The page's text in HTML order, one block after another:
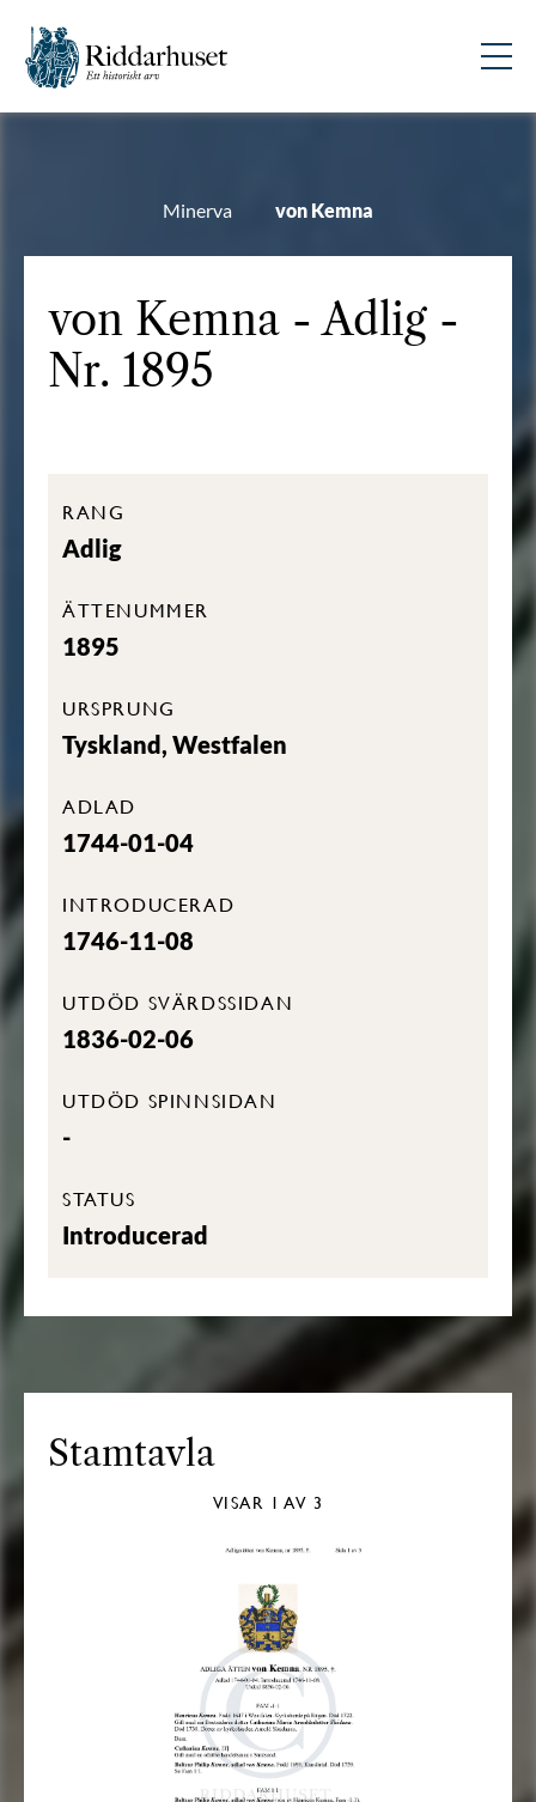
Minerva von Kemna
von Kemna - Adlig -
Nr. 1895
RANG
Adlig
ÄTTENUMMER
1895
URSPRUNG
Tyskland, Westfalen
ADLAD
1744-01-04
INTRODUCERAD
1746-11-08
UTDÖD SVÄRDSSIDAN
1836-02-06
UTDÖD SPINNSIDAN
-
STATUS
Introducerad
Stamtavla
VISAR 1 AV 3